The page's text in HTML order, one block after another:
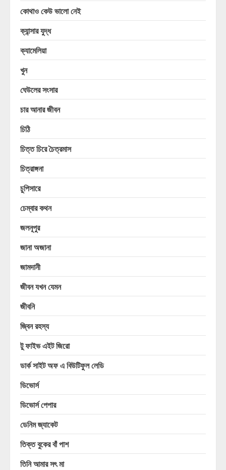
কোথাও কেউ ভালো নেই
ক্যান্সার যুদ্ধ
ক্যামেলিয়া
খুন
ঘেউলের সংসার
চার আনার জীবন
চিঠি
চিত্ত চিরে চৈত্রমাস
চিত্রাঙ্গনা
চুপিসারে
চেম্বার কথন
জলনূপুর
জানা অজানা
জামদানী
জীবন যখন যেমন
জীবনি
জ্বিন রহস্য
টু ফাইভ এইট জিরো
ডার্ক সাইট অফ এ বিউটিফুল লেডি
ডিভোর্স
ডিভোর্স পেপার
ডেনিম জ্যাকেট
তিক্ত বুকের বাঁ পাশ
তিনি আমার সৎ মা